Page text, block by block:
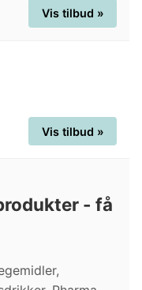
Vis tilbud »
Vis tilbud »
- få